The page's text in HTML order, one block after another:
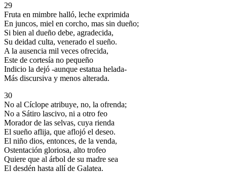
29
Fruta en mimbre halló, leche exprimida
En juncos, miel en corcho, mas sin dueño;
Si bien al dueño debe, agradecida,
Su deidad culta, venerado el sueño.
A la ausencia mil veces ofrecida,
Este de cortesía no pequeño
Indicio la dejó -aunque estatua helada-
Más discursiva y menos alterada.
30
No al Cíclope atribuye, no, la ofrenda;
No a Sátiro lascivo, ni a otro feo
Morador de las selvas, cuya rienda
El sueño aflija, que aflojó el deseo.
El niño dios, entonces, de la venda,
Ostentación gloriosa, alto trofeo
Quiere que al árbol de su madre sea
El desdén hasta allí de Galatea.